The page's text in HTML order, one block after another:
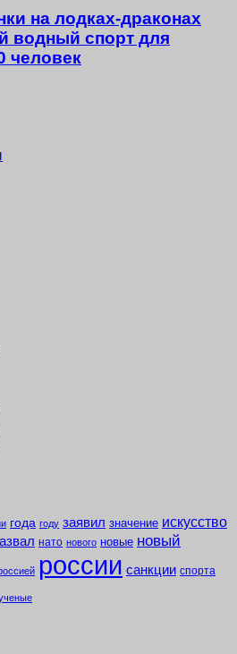
на лодках-драконах
водный спорт для
человек
года году заявил значение искусство
нато нового новые новый
россии санкции спорта